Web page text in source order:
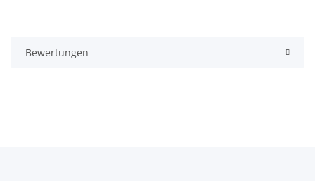
Bewertungen